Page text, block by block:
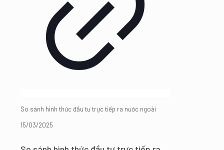
So sánh hình thức đầu tư trực tiếp ra nước ngoài
15/03/2025